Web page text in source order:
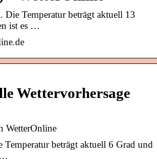
Temperatur beträgt aktuell 13
ist es …
Wettervorhersage
WetterOnline
beträgt aktuell 6 Grad und
…